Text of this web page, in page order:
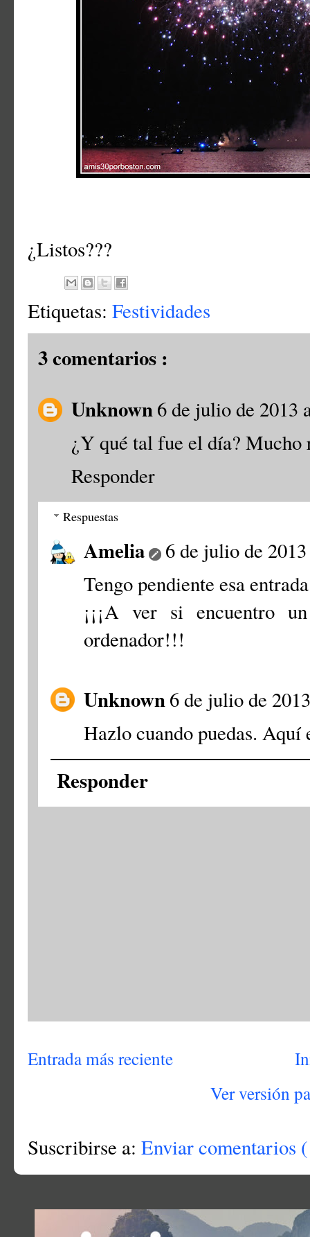
¿Listos???
Etiquetas: Festividades
3 comentarios :
Unknown6 de julio de 2013
¿Y qué tal fue el día?
Responder
Respuestas
Amelia
6 de julio de
Tengo pendiente esa
¡¡¡A ver si encuentro
ordenador!!!
Unknown6 de julio de
Hazlo cuando puedas. Aquí
Responder
Entrada más reciente
Ver versión
Suscribirse a: Enviar comentarios